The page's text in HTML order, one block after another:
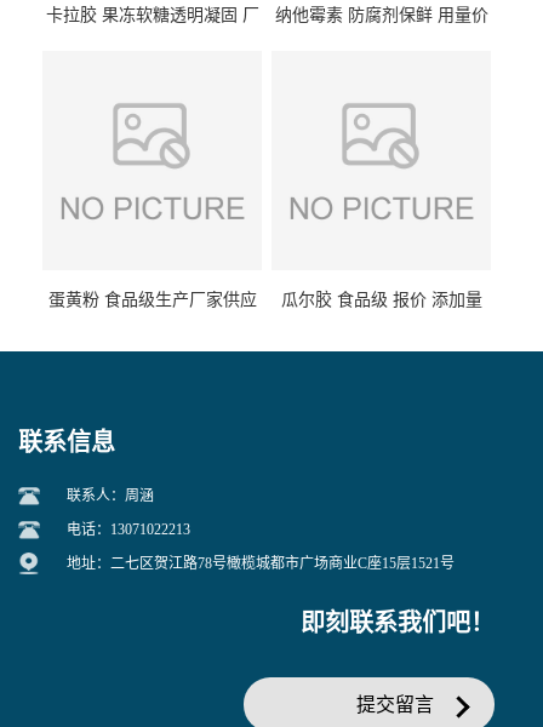
卡拉胶 果冻软糖透明凝固 厂
纳他霉素 防腐剂保鲜 用量价
蛋黄粉 食品级生产厂家供应 瓜尔胶 食品级 报价 添加量
联系信息
联系人：周涵
电话：13071022213
地址：二七区贺江路78号橄榄城都市广场商业C座15层1521号
即刻联系我们吧！
提交留言